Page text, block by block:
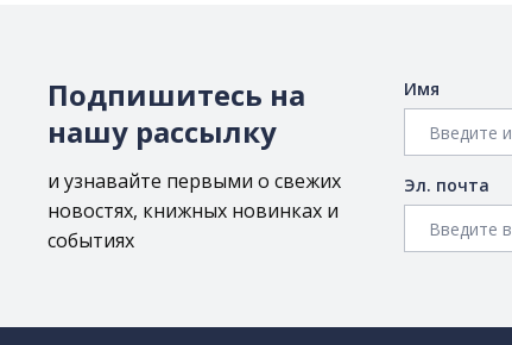
Подпишитесь на
нашу рассылку
и узнавайте первыми о свежих
новостях, книжных новинках и
событиях
Имя
Эл. почта